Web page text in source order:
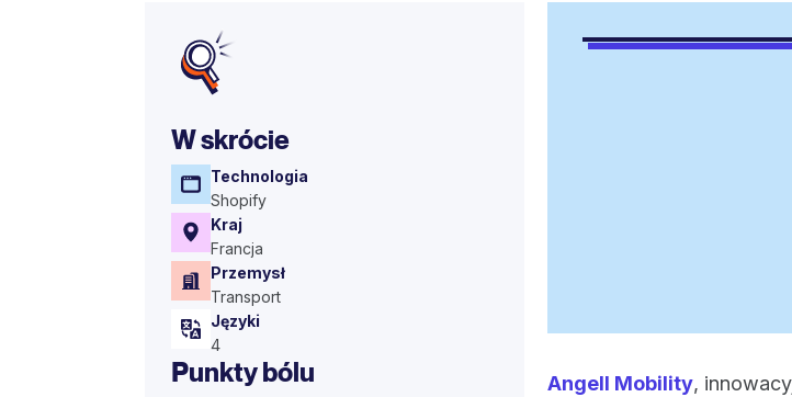
W skrócie
Technologia
Shopify
Kraj
Francja
Przemysł
Transport
Języki
4
Punkty bólu Angell Mobility,